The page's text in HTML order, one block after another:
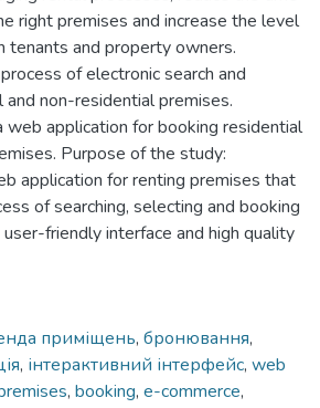
right premises and increase the level
tenants and property owners.
of electronic search and
non-residential premises.
web application for booking residential
Purpose of the study:
application for renting premises that
of searching, selecting and booking
friendly interface and high quality
приміщень, бронювання,
, інтерактивний інтерфейс, web
, booking, e-commerce,